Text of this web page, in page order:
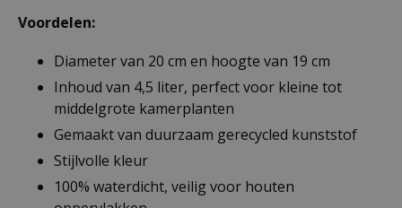
Voordelen:
Diameter van 20 cm en hoogte van 19 cm
Inhoud van 4,5 liter, perfect voor kleine tot
middelgrote kamerplanten
Gemaakt van duurzaam gerecycled kunststof
Stijlvolle kleur
100% waterdicht, veilig voor houten